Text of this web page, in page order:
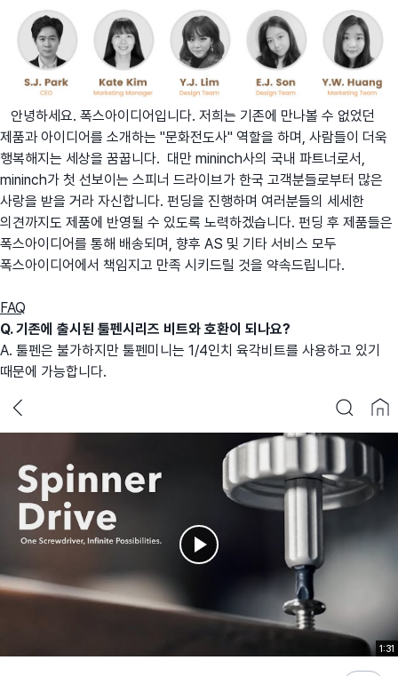
안녕하세요. 폭스아이디어입니다. 저희는 기존에 만나볼 수 없었던
제품과 아이디어를 소개하는 "문화전도사" 역할을 하며, 사람들이 더욱
행복해지는 세상을 꿈꿉니다. 대만 mininch사의 국내 파트너로서,
mininch가 첫 선보이는 스피너 드라이브가 한국 고객분들로부터 많은
사랑을 받을 거라 자신합니다. 펀딩을 진행하며 여러분들의 세세한
의견까지도 제품에 반영될 수 있도록 노력하겠습니다. 펀딩 후 제품들은
폭스아이디어를 통해 배송되며, 향후 AS 및 기타 서비스 모두
폭스아이디어에서 책임지고 만족 시키드릴 것을 약속드립니다.
FAQ
Q. 기존에 출시된 툴펜시리즈 비트와 호환이 되나요?
A. 툴펜은 불가하지만 툴펜미니는 1/4인치 육각비트를 사용하고 있기
때문에 가능합니다.
1:31